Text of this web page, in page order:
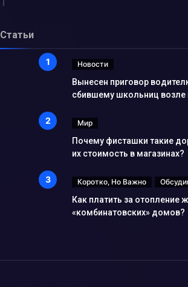
Статьи
Новости
Вынесен приговор
сбившему школьниц
Мир
Почему фисташки такие
их стоимость в магазинах?
Коротко, Но Важно
Как платить за отопление
«комбинатовских» домов?